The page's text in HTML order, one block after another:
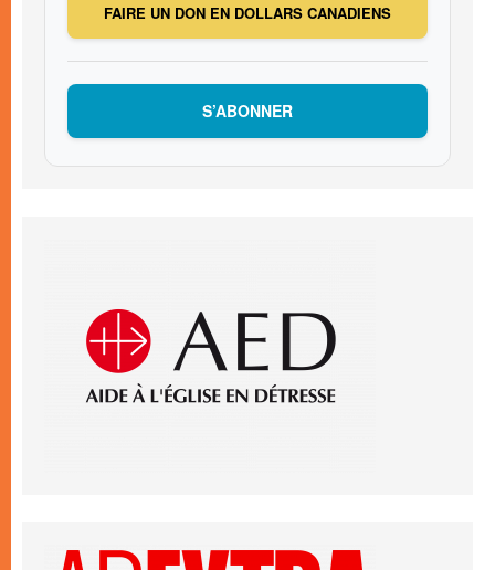
FAIRE UN DON EN DOLLARS CANADIENS
S’ABONNER